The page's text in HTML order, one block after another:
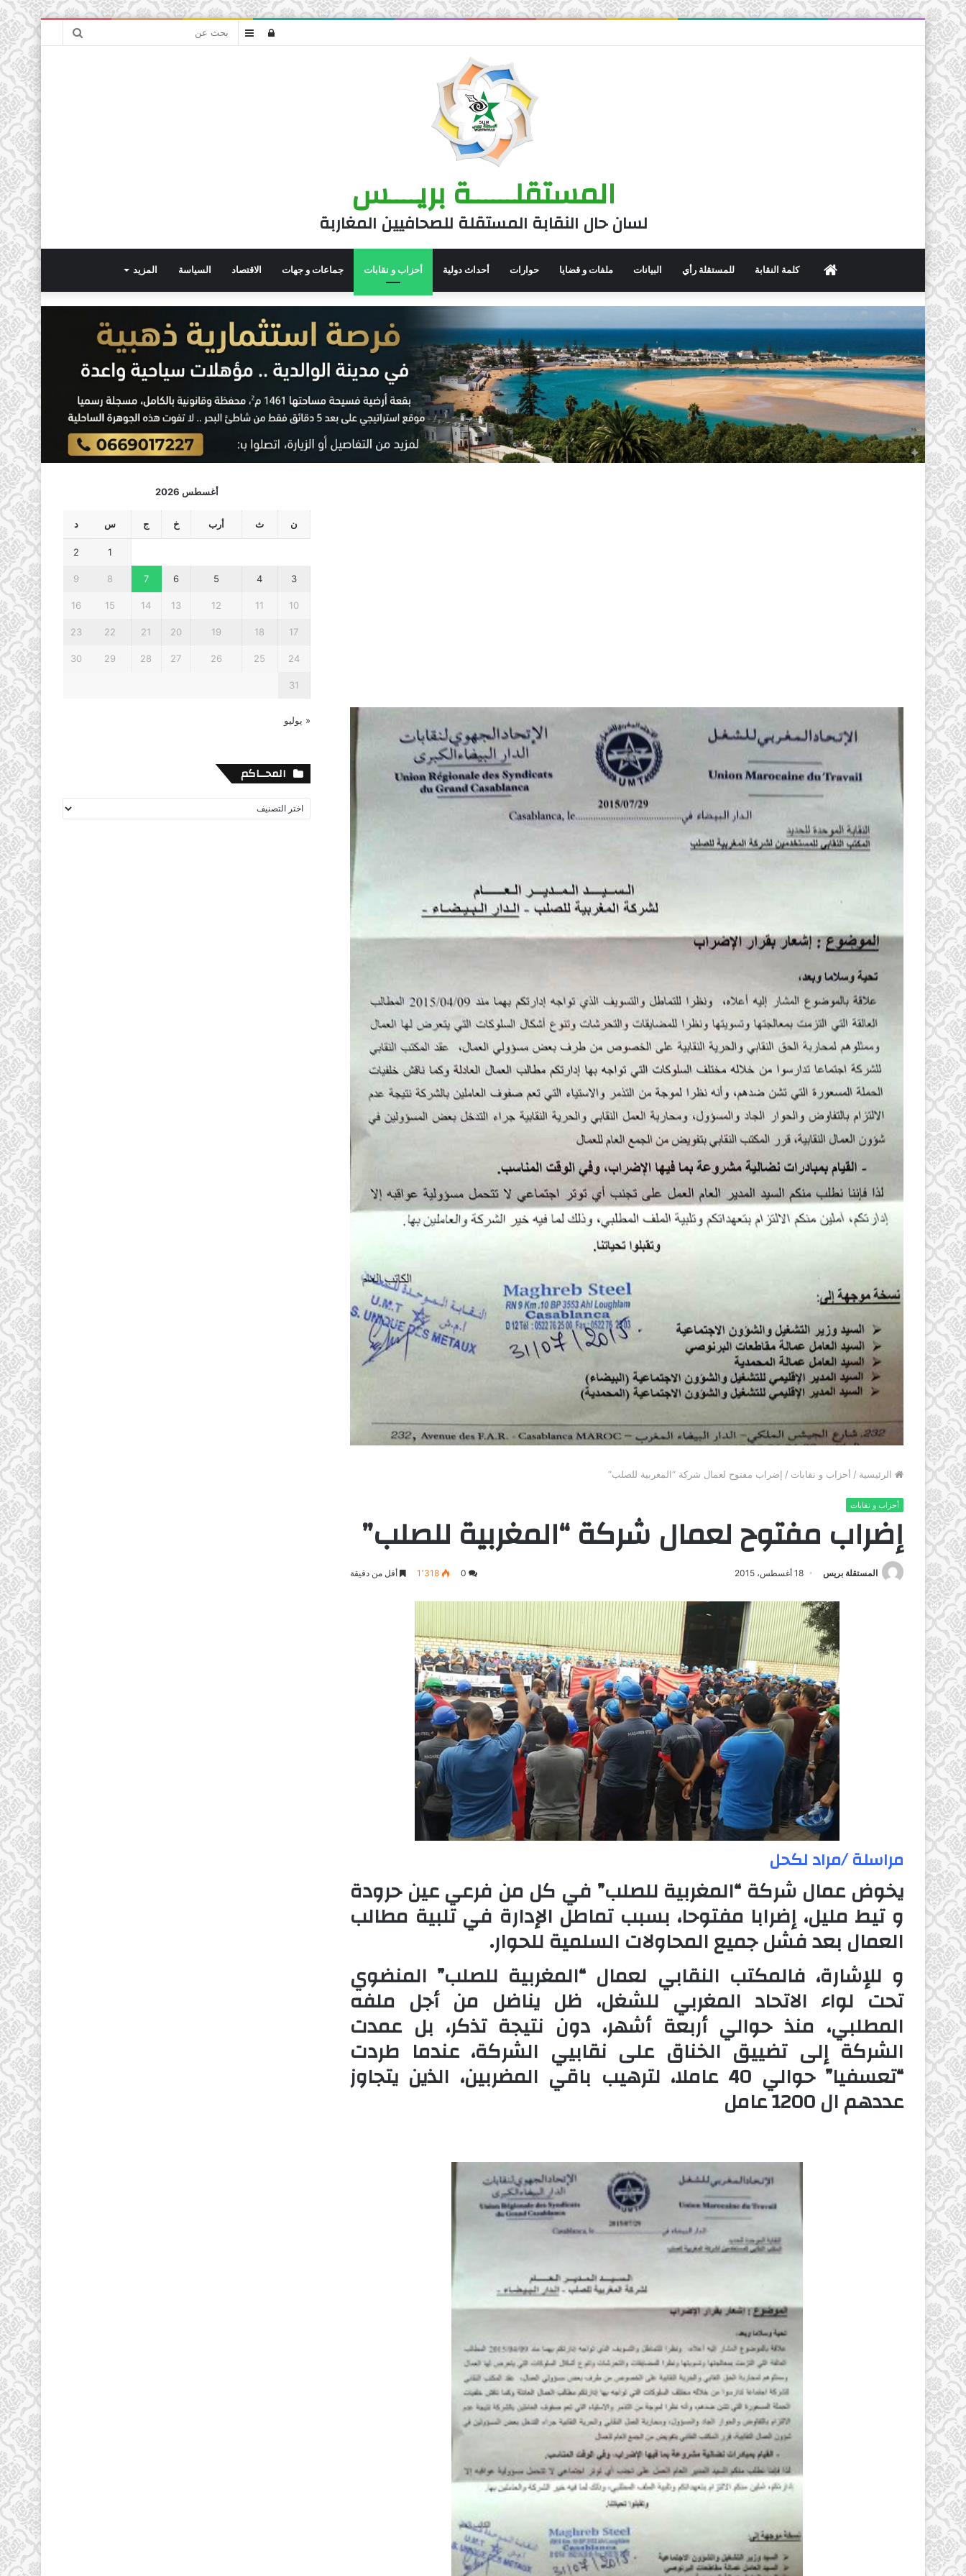
بحث
عمودتسجيل
المستقلــــــة بريــــس
لسان حال النقابة المستقلة للصحافيين المغاربة
الرئيسيةكلمة النقابة للمستقلة رأي البيانات ملفات و قضايا حوارات أحداث دولية أحزاب و نقابات جماعات و جهات الاقتصاد السياسة المزيد
الرئيسية / أحزاب و نقابات / إضراب مفتوح لعمال شركة “المغربية للصلب”
أحزاب و نقابات
إضراب مفتوح لعمال شركة “المغربية للصلب”
المستقلة بريس 18 أغسطس، 2015 0 1٬318 أقل من دقيقة
مراسلة /مراد لكحل
يخوض عمال شركة “المغربية للصلب” في كل من فرعي عين حرودة
و تيط مليل، إضرابا مفتوحا، بسبب تماطل الإدارة في تلبية مطالب
العمال بعد فشل جميع المحاولات السلمية للحوار.
و للإشارة، فالمكتب النقابي لعمال “المغربية للصلب” المنضوي
تحت لواء الاتحاد المغربي للشغل، ظل يناضل من أجل ملفه
المطلبي، منذ حوالي أربعة أشهر، دون نتيجة تذكر، بل عمدت
الشركة إلى تضييق الخناق على نقابيي الشركة، عندما طردت
“تعسفيا” حوالي 40 عاملا، لترهيب باقي المضربين، الذين يتجاوز
عددهم ال 1200 عامل
أغسطس 2026
ن ث أرب خ ج س د
1
2
3
4
5
6
7
8
9
10
11
12
13
14
15
16
17
18
19
20
21
22
23
24
25
26
27
28
29
30
31
« يوليو
المحــاكم
المحــاكم